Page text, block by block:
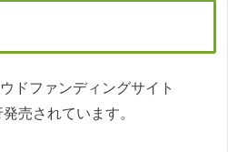
ドファンディングサイト
発売されています。